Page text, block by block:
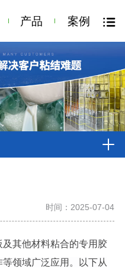
产品 案例
时间：2025-07-04
其他材料粘合的专用胶
领域广泛应用。以下从